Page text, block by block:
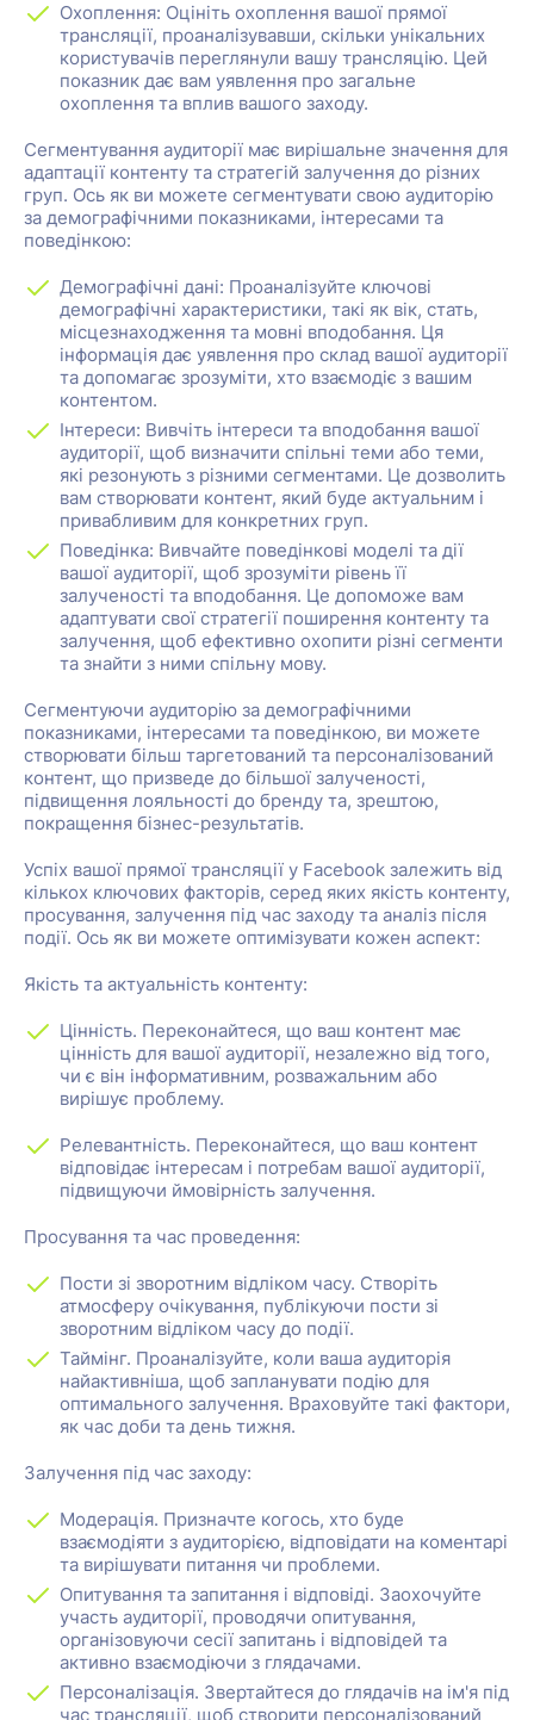
Охоплення: Оцініть охоплення вашої прямої
трансляції, проаналізувавши, скільки унікальних
користувачів переглянули вашу трансляцію. Цей
показник дає вам уявлення про загальне
охоплення та вплив вашого заходу.
Сегментування аудиторії має вирішальне значення для
адаптації контенту та стратегій залучення до різних
груп. Ось як ви можете сегментувати свою аудиторію
за демографічними показниками, інтересами та
поведінкою:
Демографічні дані: Проаналізуйте ключові
демографічні характеристики, такі як вік, стать,
місцезнаходження та мовні вподобання. Ця
інформація дає уявлення про склад вашої аудиторії
та допомагає зрозуміти, хто взаємодіє з вашим
контентом.
Інтереси: Вивчіть інтереси та вподобання вашої
аудиторії, щоб визначити спільні теми або теми,
які резонують з різними сегментами. Це дозволить
вам створювати контент, який буде актуальним і
привабливим для конкретних груп.
Поведінка: Вивчайте поведінкові моделі та дії
вашої аудиторії, щоб зрозуміти рівень її
залученості та вподобання. Це допоможе вам
адаптувати свої стратегії поширення контенту та
залучення, щоб ефективно охопити різні сегменти
та знайти з ними спільну мову.
Сегментуючи аудиторію за демографічними
показниками, інтересами та поведінкою, ви можете
створювати більш таргетований та персоналізований
контент, що призведе до більшої залученості,
підвищення лояльності до бренду та, зрештою,
покращення бізнес-результатів.
Успіх вашої прямої трансляції у Facebook залежить від
кількох ключових факторів, серед яких якість контенту,
просування, залучення під час заходу та аналіз після
події. Ось як ви можете оптимізувати кожен аспект:
Якість та актуальність контенту:
Цінність. Переконайтеся, що ваш контент має
цінність для вашої аудиторії, незалежно від того,
чи є він інформативним, розважальним або
вирішує проблему.
Релевантність. Переконайтеся, що ваш контент
відповідає інтересам і потребам вашої аудиторії,
підвищуючи ймовірність залучення.
Просування та час проведення:
Пости зі зворотним відліком часу. Створіть
атмосферу очікування, публікуючи пости зі
зворотним відліком часу до події.
Таймінг. Проаналізуйте, коли ваша аудиторія
найактивніша, щоб запланувати подію для
оптимального залучення. Враховуйте такі фактори,
як час доби та день тижня.
Залучення під час заходу:
Модерація. Призначте когось, хто буде
взаємодіяти з аудиторією, відповідати на коментарі
та вирішувати питання чи проблеми.
Опитування та запитання і відповіді. Заохочуйте
участь аудиторії, проводячи опитування,
організовуючи сесії запитань і відповідей та
активно взаємодіючи з глядачами.
Персоналізація. Звертайтеся до глядачів на ім'я під
час трансляції, щоб створити персоналізований